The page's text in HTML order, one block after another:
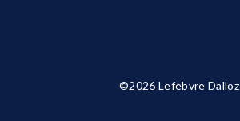
©2026 Lefebvre Dalloz